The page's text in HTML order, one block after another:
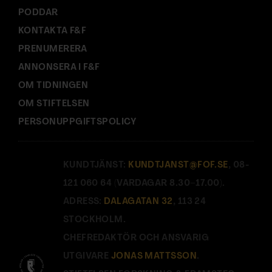
PODDAR
KONTAKTA F&F
PRENUMERERA
ANNONSERA I F&F
OM TIDNINGEN
OM STIFTELSEN
PERSONUPPGIFTSPOLICY
KUNDTJÄNST: KUNDTJANST@FOF.SE , 08-
121 060 64 (VARDAGAR 8.30–17.00).
ADRESS: DALAGATAN 32 , 113 24
STOCKHOLM.
CHEFREDAKTÖR OCH ANSVARIG
UTGIVARE JONAS MATTSSON.